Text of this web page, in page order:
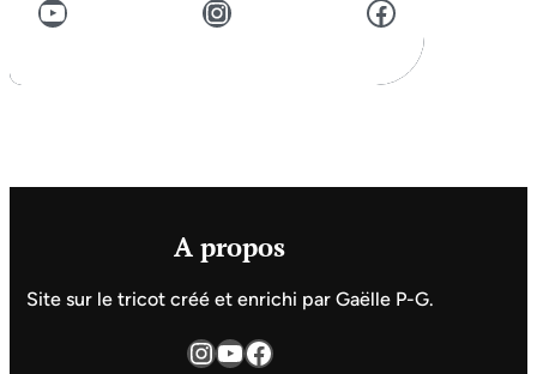
YouTube Instagram Facebook
A propos
Site sur le tricot créé et enrichi par Gaëlle P-G.
InstagramYouTube Facebook